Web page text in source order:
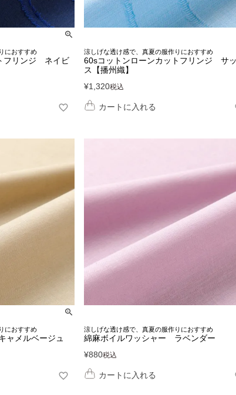
におすすめ
フリンジ ネイビ
涼しげな透け感で、真夏の服作りにおすすめ
60sコットンローンカットフリンジ サ
ス【播州織】
¥1,320税込
カートに入れる
におすすめ
メルベージュ
涼しげな透け感で、真夏の服作りにおすすめ
綿麻ボイルワッシャー ラベンダー
¥880税込
カートに入れる